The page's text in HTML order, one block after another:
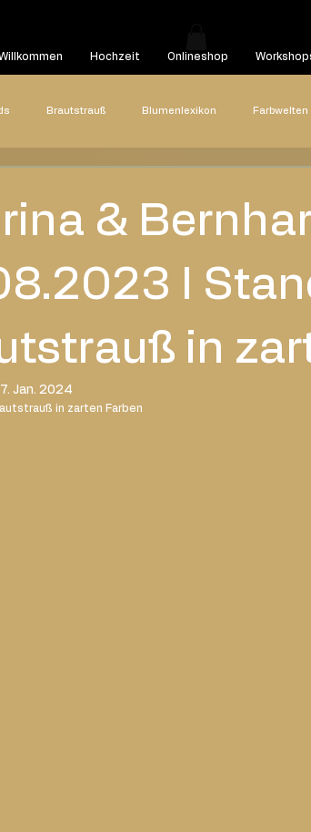
Hochzeit Onlineshop
Brautstrauß Blumenlexikon Farbwelten
&
I
in
Jan. 2024
in zarten Farben